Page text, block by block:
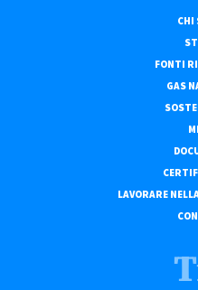
CHI
FONTI
GAS
LAVORARE